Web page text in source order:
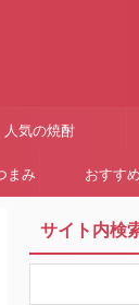
人気の焼酎
まみ おすす
サイト内検